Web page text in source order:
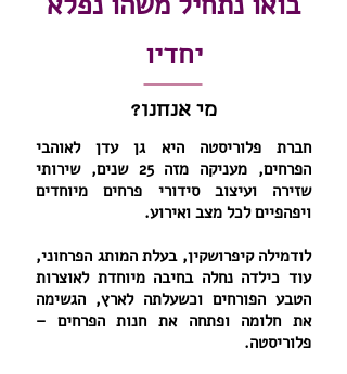
יחדיו
חברת פלוריסטה היא גן עדן לאוהבי
הפרחים, מעניקה מזה 25 שנים, שירותי
שזירה ועיצוב סידורי פרחים מיוחדים
ויפהפיים לכל מצב ואירוע.
לודמילה קיפרושקין, בעלת המותג הפרחוני,
עוד כילדה נחלה בחיבה מיוחדת לאוצרות
הטבע הפורחים וכשעלתה לארץ, הגשימה
את חלומה ופתחה את חנות הפרחים –
פלוריסטה.
מי אנחנו?